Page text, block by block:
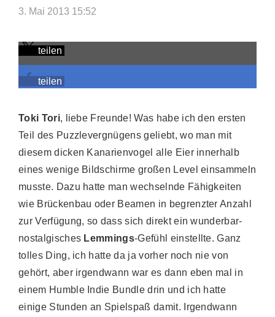
3. Mai 2013 15:52
teilen
teilen
Toki Tori, liebe Freunde! Was habe ich den ersten
Teil des Puzzlevergnügens geliebt, wo man mit
diesem dicken Kanarienvogel alle Eier innerhalb
eines wenige Bildschirme großen Level einsammeln
musste. Dazu hatte man wechselnde Fähigkeiten
wie Brückenbau oder Beamen in begrenzter Anzahl
zur Verfügung, so dass sich direkt ein wunderbar-
nostalgisches Lemmings-Gefühl einstellte. Ganz
tolles Ding, ich hatte da ja vorher noch nie von
gehört, aber irgendwann war es dann eben mal in
einem Humble Indie Bundle drin und ich hatte
einige Stunden an Spielspaß damit. Irgendwann